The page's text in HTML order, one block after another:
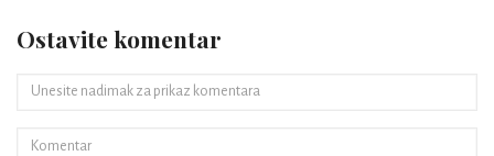
Ostavite komentar